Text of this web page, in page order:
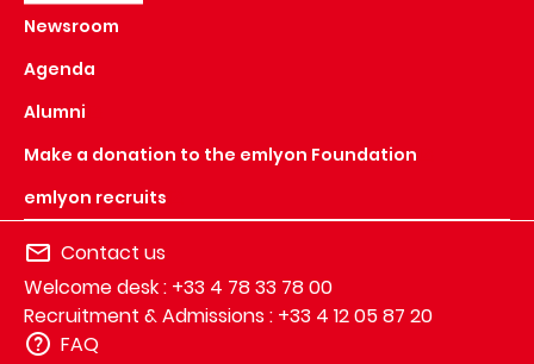
Newsroom
Agenda
Alumni
Make a donation to the emlyon Foundation
emlyon recruits
Contact us
Welcome desk : +33 4 78 33 78 00
Recruitment & Admissions : +33 4 12 05 87 20
FAQ